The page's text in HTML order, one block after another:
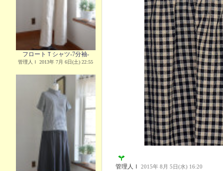
フロートＴシャツ-7分袖-
管理人Ｉ 2013年 7月 6日(土) 22:55
管理人Ｉ 2015年 8月 5日(水) 16:20